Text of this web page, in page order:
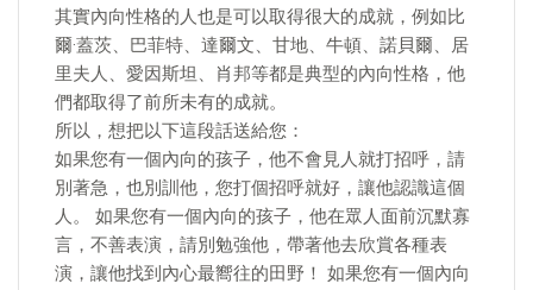
其實內向性格的人也是可以取得很大的成就，例如比
爾·蓋茨、巴菲特、達爾文、甘地、牛頓、諾貝爾、居
里夫人、愛因斯坦、肖邦等都是典型的內向性格，他
們都取得了前所未有的成就。
所以，想把以下這段話送給您：
如果您有一個內向的孩子，他不會見人就打招呼，請
別著急，也別訓他，您打個招呼就好，讓他認識這個
人。 如果您有一個內向的孩子，他在眾人面前沉默寡
言，不善表演，請別勉強他，帶著他去欣賞各種表
演，讓他找到內心最嚮往的田野！ 如果您有一個內向